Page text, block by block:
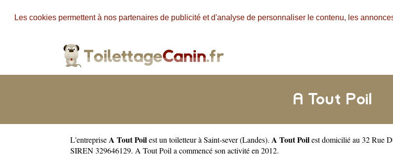
Les cookies permettent à nos partenaires de publicité et d'analyse de personnaliser le contenu, les
A Tout Poil
L'entreprise A Tout Poilest un toiletteur à Saint-sever(Landes). A Tout Poilest domicilié au 32 Rue
SIREN 329646129. A Tout Poil a commencé son activité en 2012.